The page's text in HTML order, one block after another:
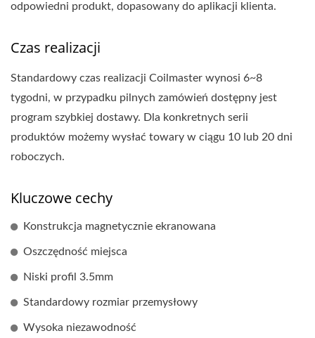
odpowiedni produkt, dopasowany do aplikacji klienta.
Czas realizacji
Standardowy czas realizacji Coilmaster wynosi 6~8
tygodni, w przypadku pilnych zamówień dostępny jest
program szybkiej dostawy. Dla konkretnych serii
produktów możemy wysłać towary w ciągu 10 lub 20 dni
roboczych.
Kluczowe cechy
Konstrukcja magnetycznie ekranowana
Oszczędność miejsca
Niski profil 3.5mm
Standardowy rozmiar przemysłowy
Wysoka niezawodność